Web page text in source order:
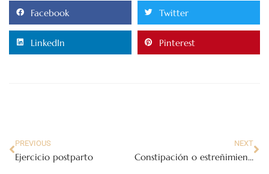
Facebook Twitter
LinkedIn Pinterest
PREVIOUS
Ejercicio postparto
NEXT
Constipación o estreñimiento durante el primer trimestre del embarazo